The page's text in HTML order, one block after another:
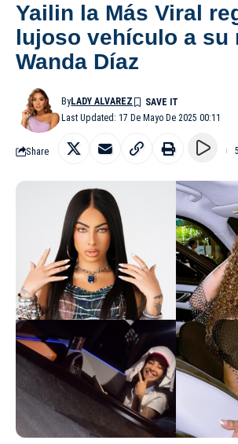
Yailin la Más Viral
lujoso vehículo a su
Wanda Díaz
Last Updated: 17 De Mayo De 2025 00:11
ByLADY ALVAREZ
Share